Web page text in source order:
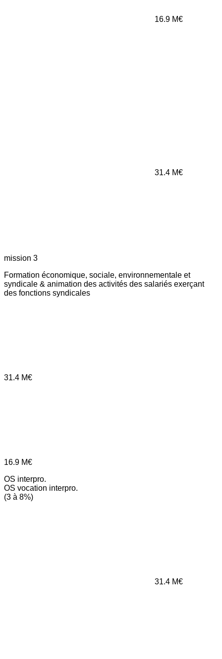
16.9 M€
31.4 M€
mission 3
Formation économique, sociale, environnementale et
syndicale & animation des activités des salariés exerçant
des fonctions syndicales
31.4 M€
16.9 M€
OS interpro.
OS vocation interpro.
(3 à 8%)
31.4 M€